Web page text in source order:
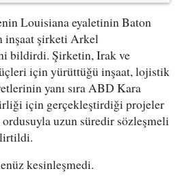
Louisiana eyaletinin Baton
inşaat şirketi Arkel
bildirdi. Şirketin, Irak ve
için yürüttüğü inşaat, lojistik
yanı sıra ABD Kara
için gerçekleştirdiği projeler
uzun süredir sözleşmeli
kesinleşmedi.